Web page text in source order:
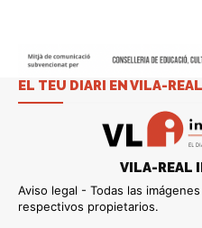
EL TEU DIARI EN VILA-REAL
VILA-REAL
Aviso legal - Todas las
respectivos propietarios.